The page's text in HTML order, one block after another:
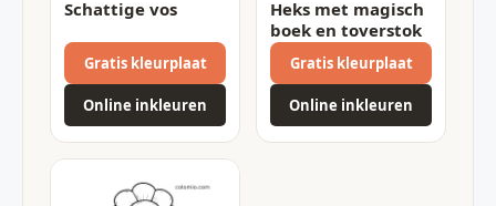
Schattige vos
Gratis kleurplaat
Online inkleuren
Heks met magisch
boek en toverstok
Gratis kleurplaat
Online inkleuren